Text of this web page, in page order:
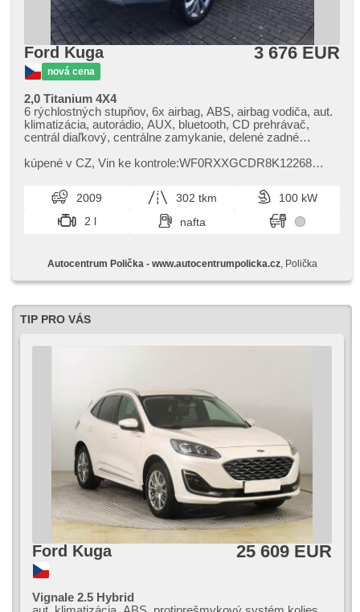
Ford Kuga
nová cena
3 676 EUR
2,0 Titanium 4X4
6 rýchlostných stupňov, 6x airbag, ABS, airbag vodiča, aut.
klimatizácia, autorádio, AUX, bluetooth, CD prehrávač,
centrál diaľkový, centrálne zamykanie, delené zadné
el. štartér, el. zrkadlá, imobilizér, isofix, malý kožený paket,
nastaviteľný volant, palubný počítač, parkovacie senzory
zadné, spĺňa 'EURO IV', pozdĺžny posuv sedadiel, pohon 4
x 4, polohovacie sedadlá, posilňovač riadenia,
protiprešmykový systém kolies (ASR), automaticky
tónované sklá, vonkajší teplomer, vyhrievané sedadlá,
vyhrievané zrkadlá, vyhrievané predné sklo, vysúvacie
opierka
kúpené v CZ,​ Vin ke kontrole:WF0RXXGCDR8K12268
2009 302 tkm
100 kW
2 l
nafta
Autocentrum Polička - www.autocentrumpolicka.cz, Polička
TIP PRO VÁS
Ford Kuga 25 609 EUR
Vignale 2.5 Hybrid